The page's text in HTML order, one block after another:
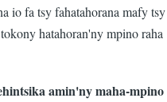
io fa tsy fahatahorana mafy tsy
hatahoran'ny mpino raha
amin'ny maha-mpino